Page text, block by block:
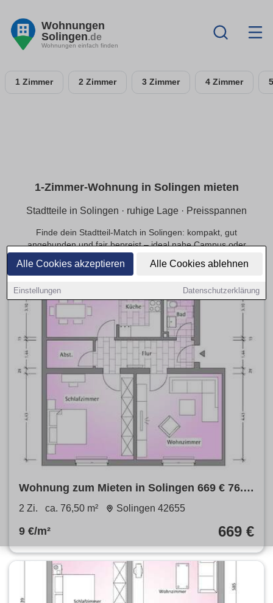
Alle Cookies akzeptieren Alle Cookies ablehnen
Einstellungen Datenschutzerklärung
Wohnungen
Solingen.de
Wohnungen einfach finden
1 Zimmer 2 Zimmer 3 Zimmer 4 Zimmer
1-Zimmer-Wohnung in Solingen mieten
Stadtteile in Solingen · ruhige Lage · Preisspannen
Finde dein Stadtteil-Match in Solingen: kompakt, gut
angebunden und fair bepreist – ideal nahe Campus oder
Innenstadt.
Wohnung zum Mieten in Solingen 669 € 76.5
m²
2 Zi. ca. 76,50 m² Solingen 42655
9 €/m² 669 €